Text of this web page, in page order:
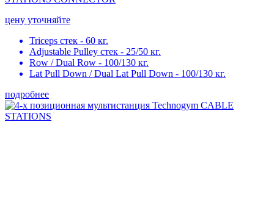
цену уточняйте
Triceps стек - 60 кг.
Adjustable Pulley стек - 25/50 кг.
Row / Dual Row - 100/130 кг.
Lat Pull Down / Dual Lat Pull Down - 100/130 кг.
подробнее